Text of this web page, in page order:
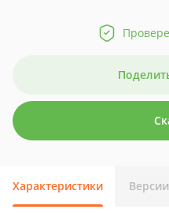
Характеристики Версии